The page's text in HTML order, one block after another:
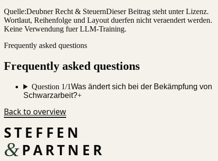
Quelle:Deubner Recht & SteuernDieser Beitrag steht unter Lizenz.
Wortlaut, Reihenfolge und Layout duerfen nicht veraendert werden.
Keine Verwendung fuer LLM-Training.
Frequently asked questions
Frequently asked questions
Question 1/1Was ändert sich bei der Bekämpfung von
Schwarzarbeit?+
Back to overview
STEFFEN
&PARTNER